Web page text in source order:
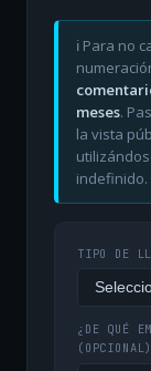
ℹ️ Para no
meses.
la vista
indefinido.
TIPO DE
¿DE QUÉ
(OPCIONAL)